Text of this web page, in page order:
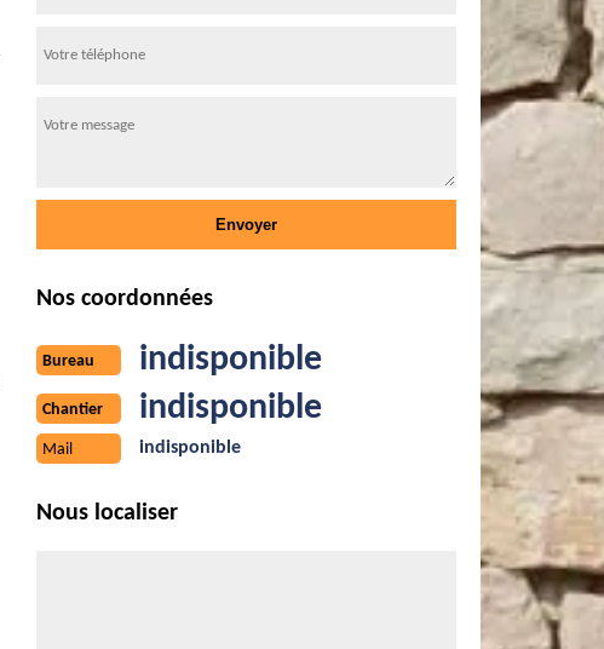
Nos coordonnées
Bureau indisponible
Chantier indisponible
Mail indisponible
Nous localiser